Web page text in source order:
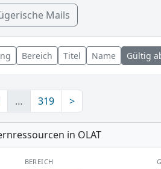
Mails
Bereich Titel Name Gültig
… 319 >
in OLAT
BEREICH